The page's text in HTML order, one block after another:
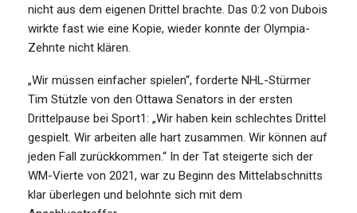
nicht aus dem eigenen Drittel brachte. Das 0:2 von Dubois
wirkte fast wie eine Kopie, wieder konnte der Olympia-
Zehnte nicht klären.
„Wir müssen einfacher spielen“, forderte NHL-Stürmer
Tim Stützle von den Ottawa Senators in der ersten
Drittelpause bei Sport1: „Wir haben kein schlechtes Drittel
gespielt. Wir arbeiten alle hart zusammen. Wir können auf
jeden Fall zurückkommen.“ In der Tat steigerte sich der
WM-Vierte von 2021, war zu Beginn des Mittelabschnitts
klar überlegen und belohnte sich mit dem